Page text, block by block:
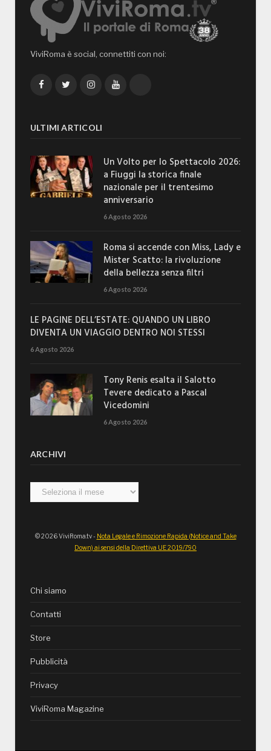
ViviRoma è social, connettiti con noi:
FacebookTwitterInstagramYouTube
ULTIMI ARTICOLI
Un Volto per lo Spettacolo 2026:
a Fiuggi la storica finale
nazionale per il trentesimo
anniversario
6 Agosto 2026
Roma si accende con Miss, Lady e
Mister Scatto: la rivoluzione
della bellezza senza filtri
6 Agosto 2026
LE PAGINE DELL’ESTATE: QUANDO UN LIBRO
DIVENTA UN VIAGGIO DENTRO NOI STESSI
6 Agosto 2026
Tony Renis esalta il Salotto
Tevere dedicato a Pascal
Vicedomini
6 Agosto 2026
ARCHIVI
Archivi
© 2026 ViviRoma.tv - Nota Legale e Rimozione Rapida (Notice and Take
Down) ai sensi della Direttiva UE 2019/790
Chi siamo
Contatti
Store
Pubblicità
Privacy
ViviRoma Magazine